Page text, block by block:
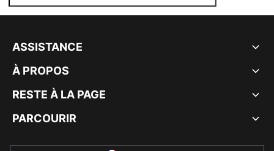
ASSISTANCE
À PROPOS
RESTE À LA PAGE
PARCOURIR